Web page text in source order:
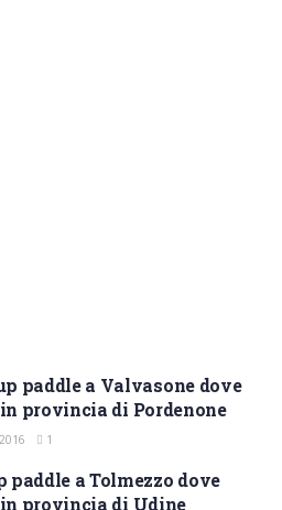
paddle a Valvasone dove
provincia di Pordenone
1
paddle a Tolmezzo dove
provincia di Udine